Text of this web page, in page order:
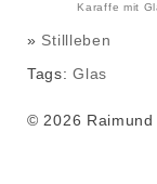
Karaffe mit
» Stillleben
Tags:Glas
© 2026 Raimund